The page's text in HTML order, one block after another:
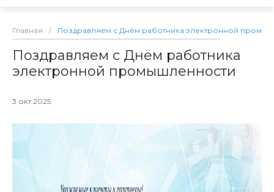
Главная / Поздравляем с Днём работника электронной
Поздравляем с Днём работника
электронной промышленности
3 окт 2025